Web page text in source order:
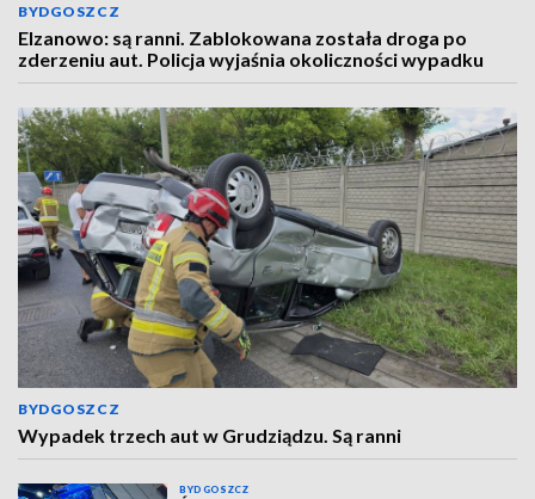
BYDGOSZCZ
Elzanowo: są ranni. Zablokowana została droga po
zderzeniu aut. Policja wyjaśnia okoliczności wypadku
BYDGOSZCZ
Wypadek trzech aut w Grudziądzu. Są ranni
BYDGOSZCZ